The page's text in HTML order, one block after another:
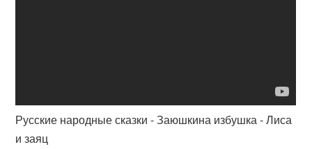
Русские народные сказки - Заюшкина избушка - Лиса
и заяц